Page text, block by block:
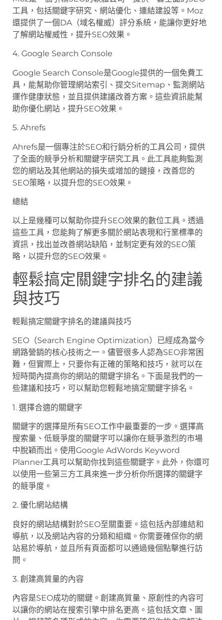
工具，包括關鍵字研究、網站優化、連結建設等。Moz
還提供了一個DA（域名權威）評分系統，能讓你更好地
了解網站權威性，提升SEO效果。
4. Google Search Console
Google Search Console是Google提供的一個免費工
具，能幫助你管理網站索引、提交Sitemap、監測網站
運作健康狀態，並且提供建議改善方案。這些資訊能幫
助你優化網站，提升SEO效果。
5. Ahrefs
Ahrefs是一個專注於SEO和行銷分析的工具公司，提供
了全面的競爭分析和關鍵字研究工具。此工具能夠監測
您的網站及其他網站的損失或增加的鏈接，改善您的
SEO策略，以提升您的SEO效果。
總結
以上是幾種可以幫助你提升SEO效果的數位工具。透過
這些工具，您能夠了解更多關於網站表現和行業標準的
資訊，找出並改善網站缺陷，並制定更有效的SEO策
略，以提升您的SEO效果。
輕鬆搞定關鍵字排名的建議
與技巧
輕鬆搞定關鍵字排名的建議與技巧
SEO（Search Engine Optimization）已經成為當今
網路營銷的核心技術之一。儘管很多人認為SEO非常困
難，但實際上，只要你有正確的策略和技巧，就可以在
短時間內提高你的網站的關鍵字排名。下面是我們的一
些建議和技巧，可以幫助您輕鬆地搞定關鍵字排名。
1. 選擇合適的關鍵字
關鍵字的選擇是所有SEO工作中最重要的一步。選擇高
搜索量、低競爭度的關鍵字可以讓你在競爭激烈的市場
中脫穎而出。使用Google AdWords Keyword
Planner工具可以幫助你找到這些關鍵字。此外，你還可
以使用一些第三方工具來進一步分析你所選擇的關鍵字
的競爭度。
2. 優化網站結構
良好的網站結構對於SEO至關重要。這包括內部連結和
導航，以及網站內容的分類和組織。你需要確保你的網
站易於導航，並且所有頁面都可以通過幾個點擊進行訪
問。
3. 創建高質量的內容
內容是SEO成功的關鍵。創建高質量、原創性的內容可
以讓你的網站在搜索引擎中排名更高。這包括文章、圖